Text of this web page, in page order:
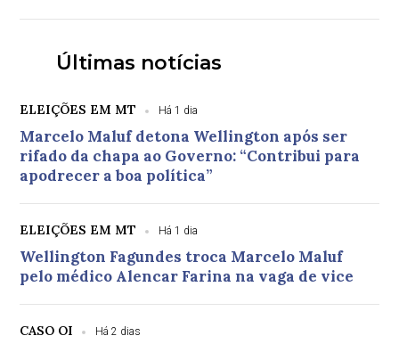
Últimas notícias
ELEIÇÕES EM MT Há 1 dia
Marcelo Maluf detona Wellington após ser
rifado da chapa ao Governo: “Contribui para
apodrecer a boa política”
ELEIÇÕES EM MT Há 1 dia
Wellington Fagundes troca Marcelo Maluf
pelo médico Alencar Farina na vaga de vice
CASO OI Há 2 dias